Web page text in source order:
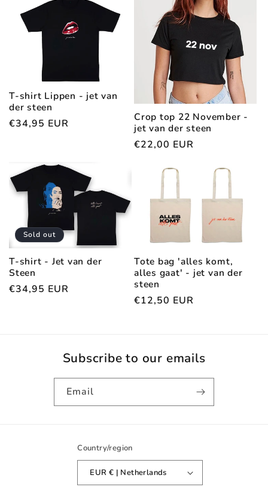
n
T-shirt Lippen - jet van
der steen
Regular
€34,95 EUR
Crop top 22 November -
jet van der steen
Regular
€22,00 EUR
Sold out
T-shirt - Jet van der
Steen
Regular
€34,95 EUR
Tote bag 'alles komt,
alles gaat' - jet van der
steen
Regular
€12,50 EUR
Subscribe to our emails
Email
Country/region
EUR € | Netherlands